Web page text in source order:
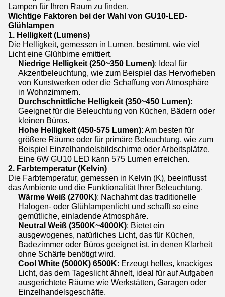
Lampen für Ihren Raum zu finden.
Wichtige Faktoren bei der Wahl von GU10-LED-
Glühlampen
1. Helligkeit (Lumens)
Die Helligkeit, gemessen in Lumen, bestimmt, wie viel
Licht eine Glühbirne emittiert.
Niedrige Helligkeit (250~350 Lumen): Ideal für
Akzentbeleuchtung, wie zum Beispiel das Hervorheben
von Kunstwerken oder die Schaffung von Atmosphäre
in Wohnzimmern.
Durchschnittliche Helligkeit (350~450 Lumen):
Geeignet für die Beleuchtung von Küchen, Bädern oder
kleinen Büros.
Hohe Helligkeit (450-575 Lumen): Am besten für
größere Räume oder für primäre Beleuchtung, wie zum
Beispiel Einzelhandelsbildschirme oder Arbeitsplätze.
Eine 6W GU10 LED kann 575 Lumen erreichen.
2. Farbtemperatur (Kelvin)
Die Farbtemperatur, gemessen in Kelvin (K), beeinflusst
das Ambiente und die Funktionalität Ihrer Beleuchtung.
Wärme Weiß (2700K): Nachahmt das traditionelle
Halogen- oder Glühlampenlicht und schafft so eine
gemütliche, einladende Atmosphäre.
Neutral Weiß (3500K~4000K): Bietet ein
ausgewogenes, natürliches Licht, das für Küchen,
Badezimmer oder Büros geeignet ist, in denen Klarheit
ohne Schärfe benötigt wird.
Cool White (5000K) 6500K: Erzeugt helles, knackiges
Licht, das dem Tageslicht ähnelt, ideal für auf Aufgaben
ausgerichtete Räume wie Werkstätten, Garagen oder
Einzelhandelsgeschäfte.